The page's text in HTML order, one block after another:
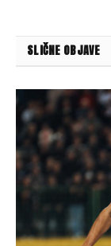
SLIČNE OBJAVE